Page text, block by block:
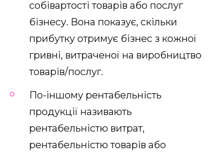
собівартості товарів або послуг
бізнесу. Вона показує, скільки
прибутку отримує бізнес з кожної
гривні, витраченої на виробництво
товарів/послуг.
По-іншому рентабельність
продукції називають
рентабельністю витрат,
рентабельністю товарів або